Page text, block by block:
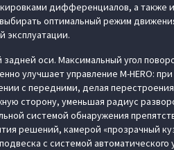
дифференциалов, а также
оптимальный режим
эксплуатации.
оси. Максимальный угол
улучшает управление M‑HERO:
с передними, делая
сторону, уменьшая радиус
системой обнаружения
решений, камерой «прозрачный
с системой автоматического